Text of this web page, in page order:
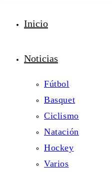
Inicio
Noticias
Fútbol
Basquet
Ciclismo
Natación
Hockey
Varios